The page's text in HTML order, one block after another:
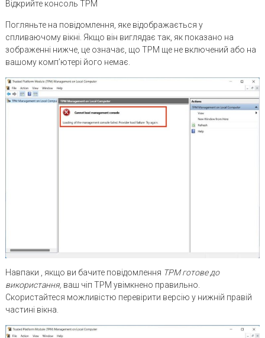
Відкрийте консоль TPM
Погляньте на повідомлення, яке відображається у
спливаючому вікні. Якщо він виглядає так, як показано на
зображенні нижче, це означає, що TPM ще не включений або на
вашому комп’ютері його немає.
Навпаки , якщо ви бачите повідомлення TPM готове до
використання, ваш чіп TPM увімкнено правильно.
Скористайтеся можливістю перевірити версію у нижній правій
частині вікна.